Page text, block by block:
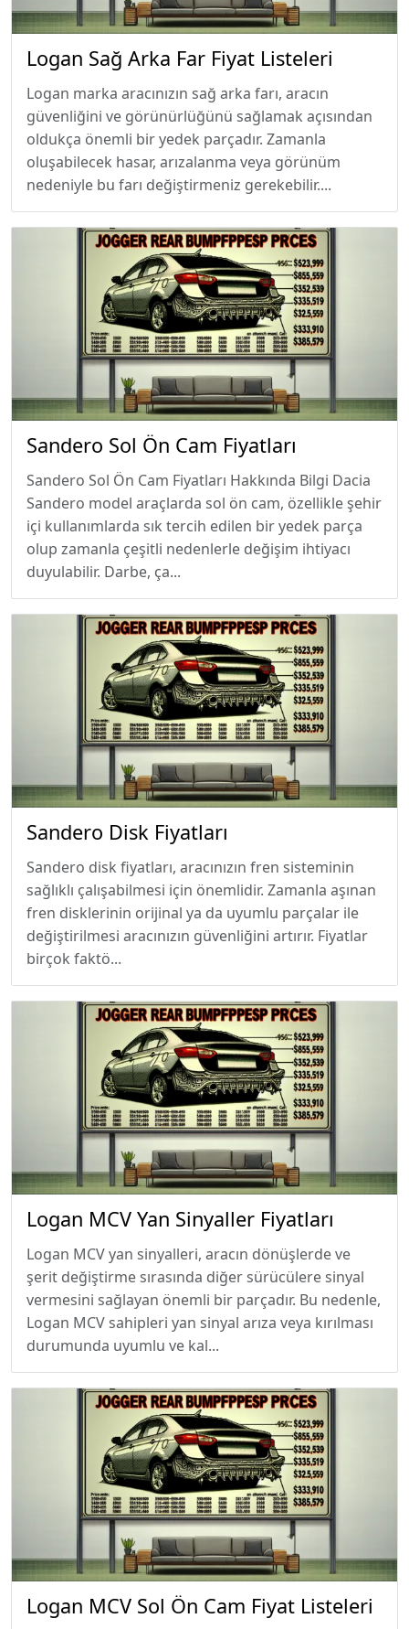
Logan Sağ Arka Far Fiyat Listeleri
Logan marka aracınızın sağ arka farı, aracın
güvenliğini ve görünürlüğünü sağlamak açısından
oldukça önemli bir yedek parçadır. Zamanla
oluşabilecek hasar, arızalanma veya görünüm
nedeniyle bu farı değiştirmeniz gerekebilir....
Sandero Sol Ön Cam Fiyatları
Sandero Sol Ön Cam Fiyatları Hakkında Bilgi Dacia
Sandero model araçlarda sol ön cam, özellikle şehir
içi kullanımlarda sık tercih edilen bir yedek parça
olup zamanla çeşitli nedenlerle değişim ihtiyacı
duyulabilir. Darbe, ça...
Sandero Disk Fiyatları
Sandero disk fiyatları, aracınızın fren sisteminin
sağlıklı çalışabilmesi için önemlidir. Zamanla aşınan
fren disklerinin orijinal ya da uyumlu parçalar ile
değiştirilmesi aracınızın güvenliğini artırır. Fiyatlar
birçok faktö...
Logan MCV Yan Sinyaller Fiyatları
Logan MCV yan sinyalleri, aracın dönüşlerde ve
şerit değiştirme sırasında diğer sürücülere sinyal
vermesini sağlayan önemli bir parçadır. Bu nedenle,
Logan MCV sahipleri yan sinyal arıza veya kırılması
durumunda uyumlu ve kal...
Logan MCV Sol Ön Cam Fiyat Listeleri